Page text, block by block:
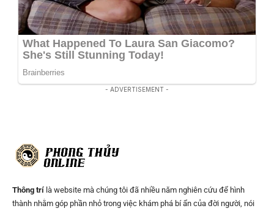
- ADVERTISEMENT -
Thông trí là website mà chúng tôi đã nhiều năm nghiên cứu để hình
thành nhằm góp phần nhỏ trong việc khám phá bí ẩn của đời người, nói